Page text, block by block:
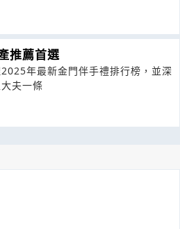
推薦首選
年最新金門伴手禮排行榜，並深
夫一條